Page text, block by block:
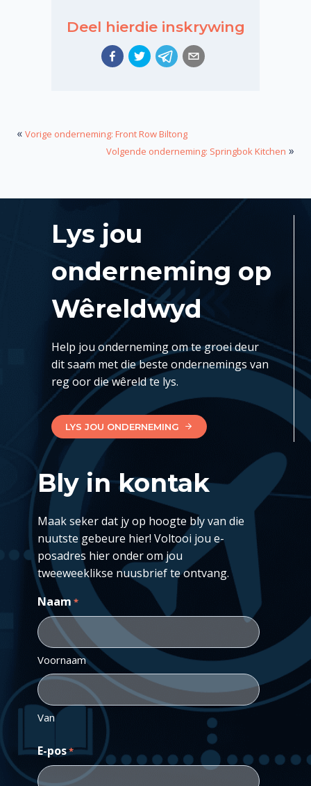
Deel hierdie inskrywing
« Vorige onderneming: Front Row Biltong
Volgende onderneming: Springbok Kitchen »
Lys jou
onderneming op
Wêreldwyd
Help jou onderneming om te groei deur
dit saam met die beste ondernemings van
reg oor die wêreld te lys.
LYS JOU ONDERNEMING
Bly in kontak
Maak seker dat jy op hoogte bly van die
nuutste gebeure hier! Voltooi jou e-
posadres hier onder om jou
tweeweeklikse nuusbrief te ontvang.
Naam *
Voornaam
Van
E-pos*